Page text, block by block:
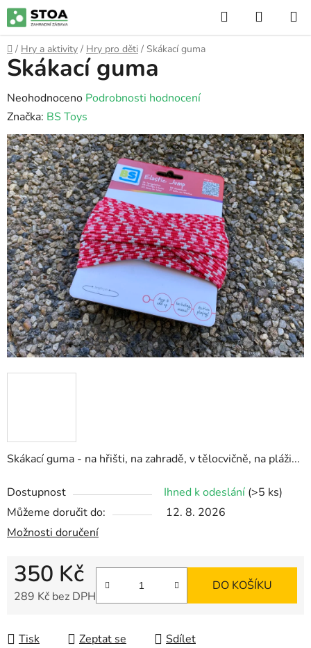
Přejít
na
obsah
Hledat
KOŠÍK
Domů
/ Hry a aktivity / Hry pro děti / Skákací guma
Skákací guma - na hřišti, na zahradě, v tělocvičně, na pláži...
Dostupnost Ihned k odeslání (>5 ks)
Můžeme doručit do:
12. 8. 2026
Možnosti doručení
350 Kč
289 Kč bez DPH
DO KOŠÍKU
Tisk Zeptat se Sdílet
Skákací guma
Průměrné
hodnocení
produktu
je
0,0
z
5
hvězdiček.
Neohodnoceno Podrobnosti hodnocení
Značka: BS Toys